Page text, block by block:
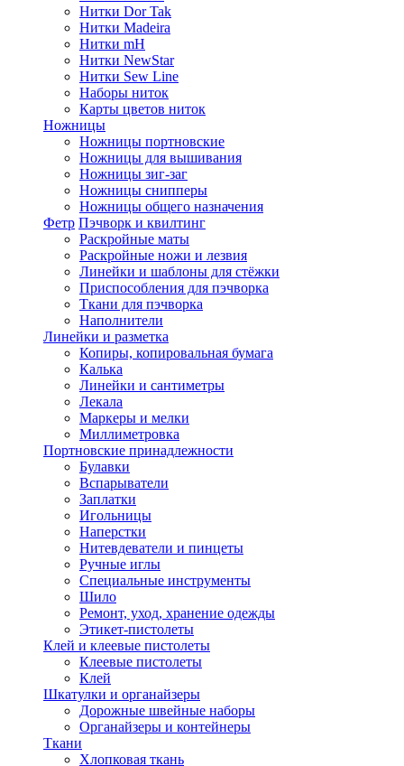
Нитки Dor Tak
Нитки Madeira
Нитки mH
Нитки NewStar
Нитки Sew Line
Наборы ниток
Карты цветов ниток
Ножницы
Ножницы портновские
Ножницы для вышивания
Ножницы зиг-заг
Ножницы снипперы
Ножницы общего назначения
Фетр Пэчворк и квилтинг
Раскройные маты
Раскройные ножи и лезвия
Линейки и шаблоны для стёжки
Приспособления для пэчворка
Ткани для пэчворка
Наполнители
Линейки и разметка
Копиры, копировальная бумага
Калька
Линейки и сантиметры
Лекала
Маркеры и мелки
Миллиметровка
Портновские принадлежности
Булавки
Вспарыватели
Заплатки
Игольницы
Наперстки
Нитевдеватели и пинцеты
Ручные иглы
Специальные инструменты
Шило
Ремонт, уход, хранение одежды
Этикет-пистолеты
Клей и клеевые пистолеты
Клеевые пистолеты
Клей
Шкатулки и органайзеры
Дорожные швейные наборы
Органайзеры и контейнеры
Ткани
Хлопковая ткань